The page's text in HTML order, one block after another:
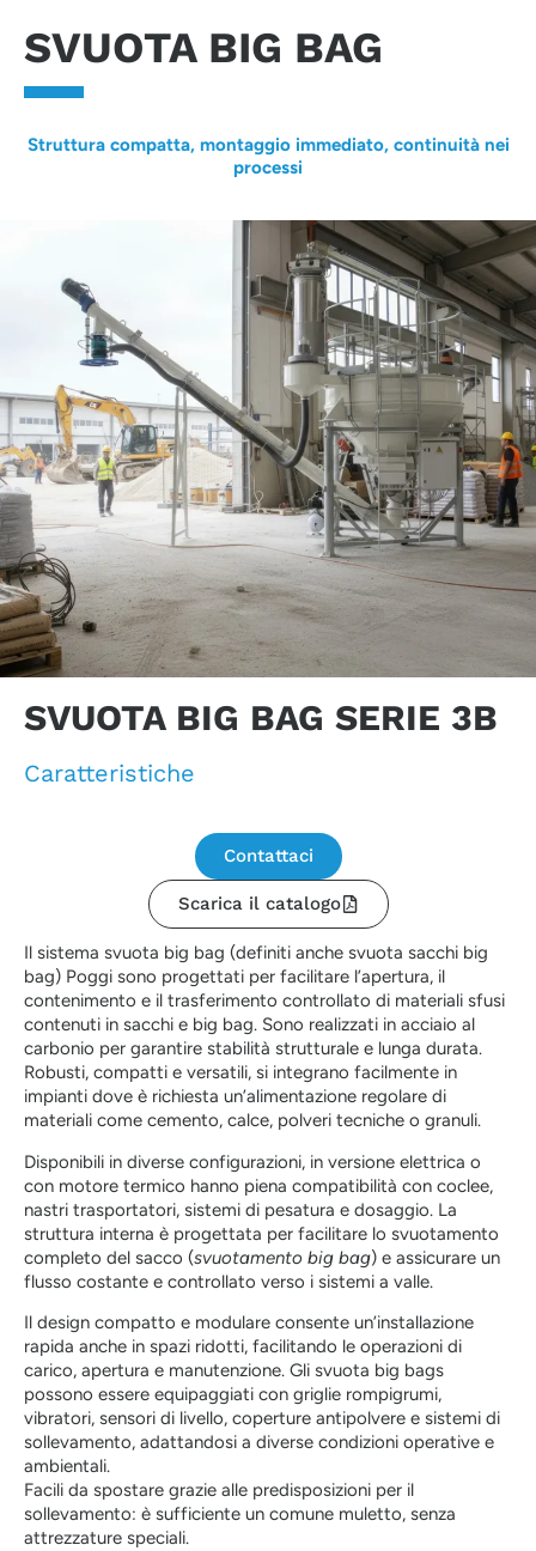
SVUOTA BIG BAG
Struttura compatta, montaggio immediato, continuità nei
processi
SVUOTA BIG BAG SERIE 3B
Caratteristiche
Contattaci
Scarica il catalogo
Il sistema svuota big bag (definiti anche svuota sacchi big
bag) Poggi sono progettati per facilitare l’apertura, il
contenimento e il trasferimento controllato di materiali sfusi
contenuti in sacchi e big bag. Sono realizzati in acciaio al
carbonio per garantire stabilità strutturale e lunga durata.
Robusti, compatti e versatili, si integrano facilmente in
impianti dove è richiesta un’alimentazione regolare di
materiali come cemento, calce, polveri tecniche o granuli.
Disponibili in diverse configurazioni, in versione elettrica o
con motore termico hanno piena compatibilità con coclee,
nastri trasportatori, sistemi di pesatura e dosaggio. La
struttura interna è progettata per facilitare lo svuotamento
completo del sacco (svuotamento big bag) e assicurare un
flusso costante e controllato verso i sistemi a valle.
Il design compatto e modulare consente un’installazione
rapida anche in spazi ridotti, facilitando le operazioni di
carico, apertura e manutenzione. Gli svuota big bags
possono essere equipaggiati con griglie rompigrumi,
vibratori, sensori di livello, coperture antipolvere e sistemi di
sollevamento, adattandosi a diverse condizioni operative e
ambientali.
Facili da spostare grazie alle predisposizioni per il
sollevamento: è sufficiente un comune muletto, senza
attrezzature speciali.